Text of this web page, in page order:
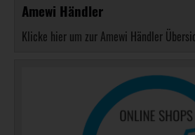
Amewi Händler
Klicke hier um zur Amewi Händler